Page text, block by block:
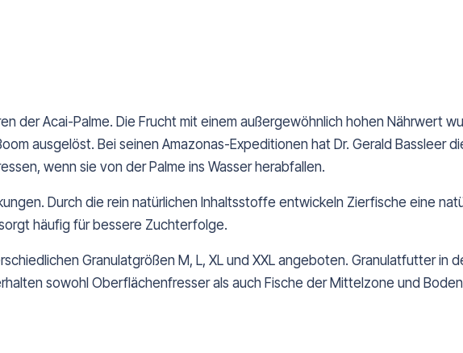
der Acai-Palme. Die Frucht mit einem außergewöhnlich hohen Nährwert
ausgelöst. Bei seinen Amazonas-Expeditionen hat Dr. Gerald Bassleer
wenn sie von der Palme ins Wasser herabfallen.
Durch die rein natürlichen Inhaltsstoffe entwickeln Zierfische eine
sorgt häufig für bessere Zuchterfolge.
Granulatgrößen M, L, XL und XXL angeboten. Granulatfutter in
sowohl Oberflächenfresser als auch Fische der Mittelzone und